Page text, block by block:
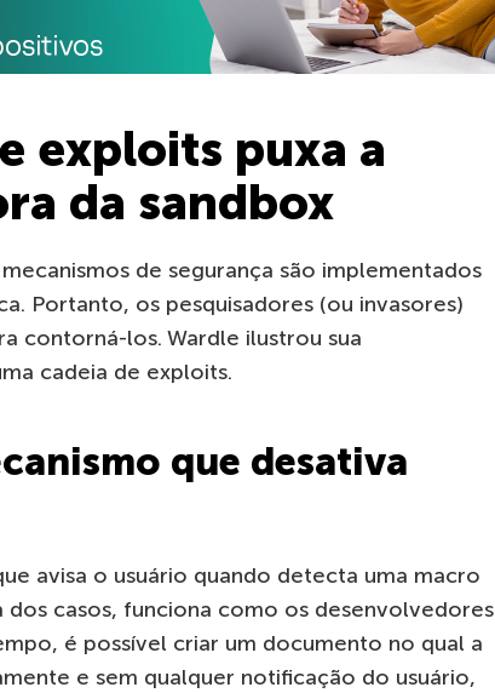
exploits puxa a
da sandbox
de segurança são implementados
Portanto, os pesquisadores (ou invasores)
contorná-los. Wardle ilustrou sua
cadeia de exploits.
que desativa
avisa o usuário quando detecta uma macro
casos, funciona como os desenvolvedores
é possível criar um documento no qual a
e sem qualquer notificação do usuário,